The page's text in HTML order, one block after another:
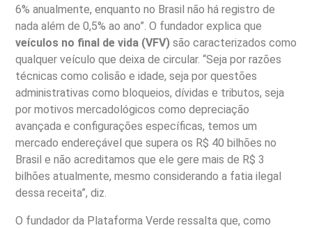
6% anualmente, enquanto no Brasil não há registro de
nada além de 0,5% ao ano”. O fundador explica que
veículos no final de vida (VFV) são caracterizados como
qualquer veículo que deixa de circular. “Seja por razões
técnicas como colisão e idade, seja por questões
administrativas como bloqueios, dívidas e tributos, seja
por motivos mercadológicos como depreciação
avançada e configurações específicas, temos um
mercado endereçável que supera os R$ 40 bilhões no
Brasil e não acreditamos que ele gere mais de R$ 3
bilhões atualmente, mesmo considerando a fatia ilegal
dessa receita”, diz.
O fundador da Plataforma Verde ressalta que, como